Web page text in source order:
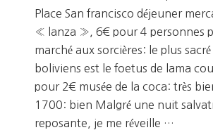
Place San francisco déjeuner
« lanza », 6€ pour 4 personnes
marché aux sorcières: le plus
boliviens est le foetus de lama
pour 2€ musée de la coca: très
1700: bien Malgré une nuit
reposante, je me réveille …